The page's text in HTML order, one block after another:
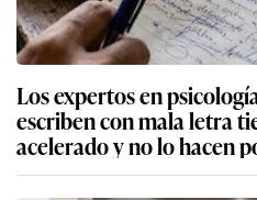
Los expertos en
escriben con mala letra
acelerado y no lo hacen